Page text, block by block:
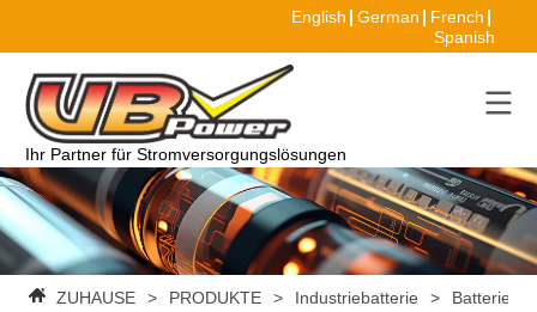
English German
French
Spanish
Ihr Partner für Stromversorgungslösungen
ZUHAUSE > PRODUKTE > Industriebatterie >